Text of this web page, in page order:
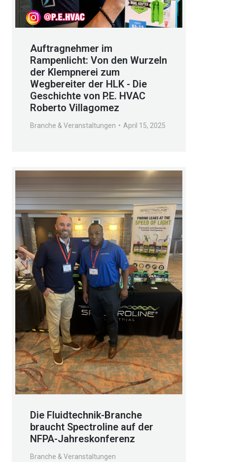
Auftragnehmer im
Rampenlicht: Von den Wurzeln
der Klempnerei zum
Wegbereiter der HLK - Die
Geschichte von P.E. HVAC
Roberto Villagomez
Branche & Veranstaltungen April 15, 2025
Die Fluidtechnik-Branche
braucht Spectroline auf der
NFPA-Jahreskonferenz
Branche & Veranstaltungen